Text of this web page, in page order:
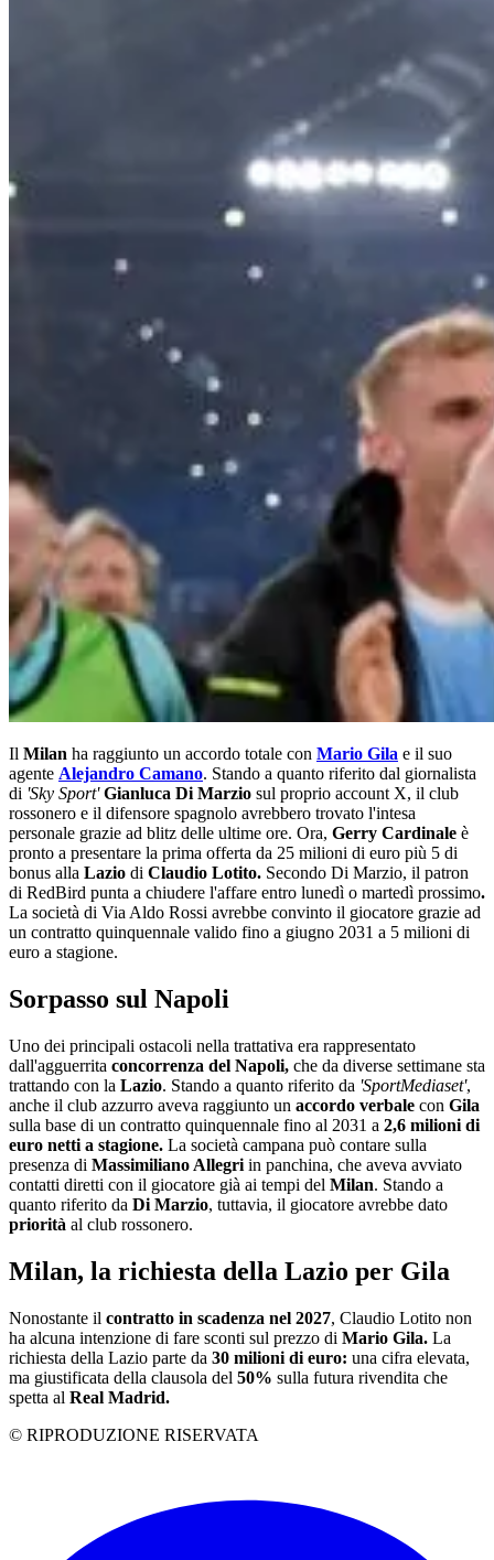
Il Milan ha raggiunto un accordo totale con Mario Gila e il suo
agente Alejandro Camano. Stando a quanto riferito dal giornalista
di 'Sky Sport' Gianluca Di Marzio sul proprio account X, il club
rossonero e il difensore spagnolo avrebbero trovato l'intesa
personale grazie ad blitz delle ultime ore. Ora, Gerry Cardinale è
pronto a presentare la prima offerta da 25 milioni di euro più 5 di
bonus alla Lazio di Claudio Lotito. Secondo Di Marzio, il patron
di RedBird punta a chiudere l'affare entro lunedì o martedì prossimo.
La società di Via Aldo Rossi avrebbe convinto il giocatore grazie ad
un contratto quinquennale valido fino a giugno 2031 a 5 milioni di
euro a stagione.
Sorpasso sul Napoli
Uno dei principali ostacoli nella trattativa era rappresentato
dall'agguerrita concorrenza del Napoli, che da diverse settimane sta
trattando con la Lazio. Stando a quanto riferito da 'SportMediaset',
anche il club azzurro aveva raggiunto un accordo verbale con Gila
sulla base di un contratto quinquennale fino al 2031 a 2,6 milioni di
euro netti a stagione. La società campana può contare sulla
presenza di Massimiliano Allegri in panchina, che aveva avviato
contatti diretti con il giocatore già ai tempi del Milan. Stando a
quanto riferito da Di Marzio, tuttavia, il giocatore avrebbe dato
priorità al club rossonero.
Milan, la richiesta della Lazio per Gila
Nonostante il contratto in scadenza nel 2027, Claudio Lotito non
ha alcuna intenzione di fare sconti sul prezzo di Mario Gila. La
richiesta della Lazio parte da 30 milioni di euro: una cifra elevata,
ma giustificata della clausola del 50% sulla futura rivendita che
spetta al Real Madrid.
© RIPRODUZIONE RISERVATA